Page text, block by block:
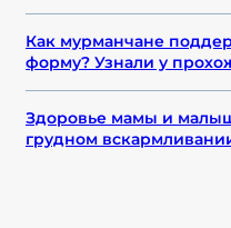
Как мурманчане
форму? Узнали у
Здоровье мамы и
грудном